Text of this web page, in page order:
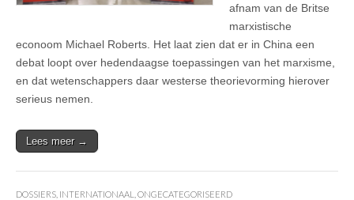
afnam van de Britse
marxistische
econoom Michael Roberts. Het laat zien dat er in China een
debat loopt over hedendaagse toepassingen van het marxisme,
en dat wetenschappers daar westerse theorievorming hierover
serieus nemen.
Lees meer →
DOSSIERS INTERNATIONAAL ONGECATEGORISEERD